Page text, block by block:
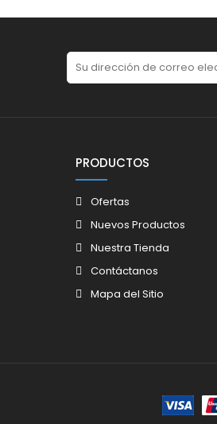
PRODUCTOS
Ofertas
Nuevos Productos
Nuestra Tienda
Contáctanos
Mapa del Sitio